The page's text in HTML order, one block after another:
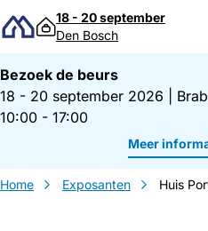
Direct naar inhoud
18 - 20 september
Den Bosch
Bezoek de beurs
18 - 20 september 2026
10:00 - 17:00
Meer
Home Exposanten Huis